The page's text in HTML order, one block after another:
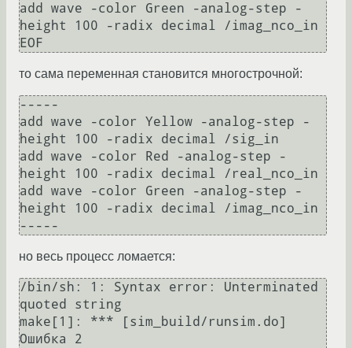
add wave -color Green -analog-step -
height 100 -radix decimal /imag_nco_in
EOF
то сама переменная становится многострочной:
-----
add wave -color Yellow -analog-step -
height 100 -radix decimal /sig_in
add wave -color Red -analog-step -
height 100 -radix decimal /real_nco_in
add wave -color Green -analog-step -
height 100 -radix decimal /imag_nco_in
-----
но весь процесс ломается:
/bin/sh: 1: Syntax error: Unterminated
quoted string
make[1]: *** [sim_build/runsim.do]
Ошибка 2